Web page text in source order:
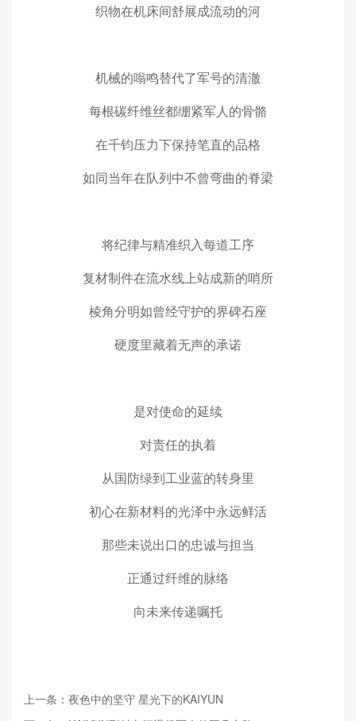
织物在机床间舒展成流动的河
机械的嗡鸣替代了军号的清澈
每根碳纤维丝都绷紧军人的骨骼
在千钧压力下保持笔直的品格
如同当年在队列中不曾弯曲的脊梁
将纪律与精准织入每道工序
复材制件在流水线上站成新的哨所
棱角分明如曾经守护的界碑石座
硬度里藏着无声的承诺
是对使命的延续
对责任的执着
从国防绿到工业蓝的转身里
初心在新材料的光泽中永远鲜活
那些未说出口的忠诚与担当
正通过纤维的脉络
向未来传递嘱托
上一条：夜色中的坚守 星光下的KAIYUN